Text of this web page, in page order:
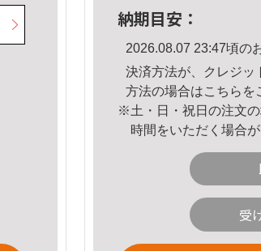
納期目安：
2026.08.07 23:47頃の
決済方法が、クレジッ
方法の場合はこちら を
※土・日・祝日の注文
時間をいただく場合が
受